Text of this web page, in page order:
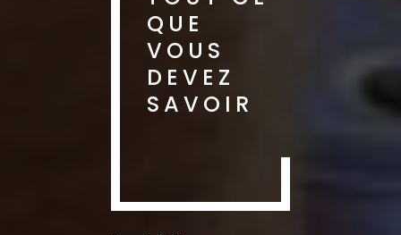
QUE
VOUS
DEVEZ
SAVOIR